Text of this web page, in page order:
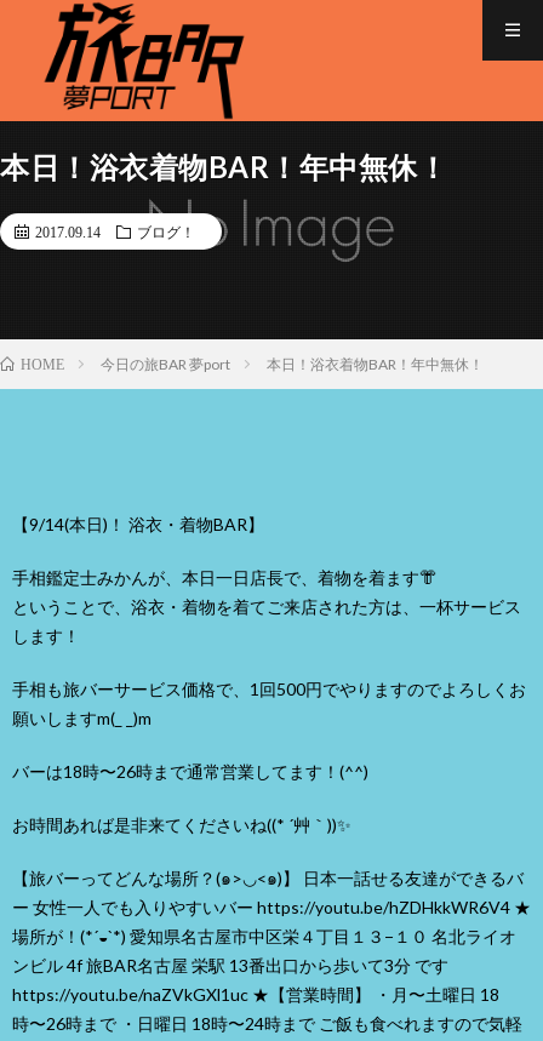
本日！浴衣着物BAR！年中無休！
2017.09.14 ブログ！
HOME 今日の旅BAR 夢port 本日！浴衣着物BAR！年中無休！
【9/14(本日)！ 浴衣・着物BAR】
手相鑑定士みかんが、本日一日店長で、着物を着ます👘
ということで、浴衣・着物を着てご来店された方は、一杯サービス
します！
手相も旅バーサービス価格で、1回500円でやりますのでよろしくお
願いしますm(_ _)m
バーは18時〜26時まで通常営業してます！(^^)
お時間あれば是非来てくださいね((* ´艸｀))✨
【旅バーってどんな場所？(๑>◡<๑)】 日本一話せる友達ができるバ
ー 女性一人でも入りやすいバー https://youtu.be/hZDHkkWR6V4 ★
場所が！(*´◒`*) 愛知県名古屋市中区栄４丁目１３−１０ 名北ライオ
ンビル 4f 旅BAR名古屋 栄駅 13番出口から歩いて3分 です
https://youtu.be/naZVkGXl1uc ★【営業時間】 ・月〜土曜日 18
時〜26時まで ・日曜日 18時〜24時まで ご飯も食べれますので気軽